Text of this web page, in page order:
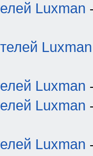
Luxman
Luxman
Luxman
Luxman
Luxman